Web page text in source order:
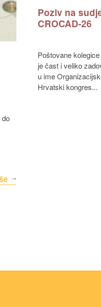
Poziv na
CROCAD-26
Poštovane kolegice i kolege, osobita mi
je čast i veliko
u ime
Hrvatski kongres...